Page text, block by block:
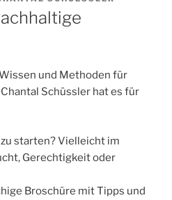
und Methoden für
Schüssler hat es für
starten? Vielleicht im
Gerechtigkeit oder
Broschüre mit Tipps und